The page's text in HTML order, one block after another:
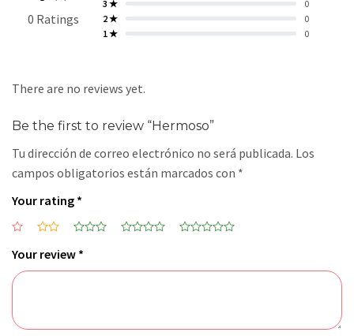
0 Ratings
3 ★
0
2 ★
0
1 ★
0
There are no reviews yet.
Be the first to review “Hermoso”
Tu dirección de correo electrónico no será publicada. Los
campos obligatorios están marcados con *
Your rating *
Your review *